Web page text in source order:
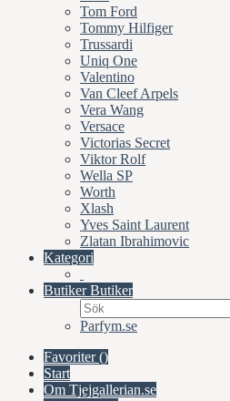
Tom Ford
Tommy Hilfiger
Trussardi
Uniq One
Valentino
Van Cleef Arpels
Vera Wang
Versace
Victorias Secret
Viktor Rolf
Wella SP
Worth
Xlash
Yves Saint Laurent
Zlatan Ibrahimovic
Kategori
ButikerButiker
Parfym.se
Favoriter ()
Start
Om Tjejgallerian.se